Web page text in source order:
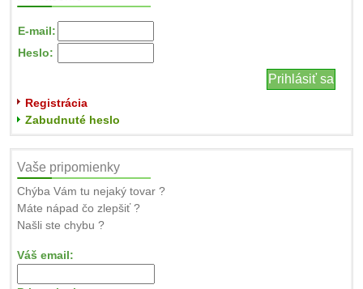
E-mail:
Heslo:
Registrácia
Zabudnuté heslo
Vaše pripomienky
Chýba Vám tu nejaký tovar ?
Máte nápad čo zlepšiť ?
Našli ste chybu ?
Váš email: